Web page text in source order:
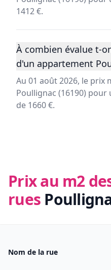
1412 €.
À combien évalue t-
d'un appartement
Au 01 août 2026, le prix
Poullignac (16190)
de 1660 €.
Prix au m2
rues
Nom de la rue